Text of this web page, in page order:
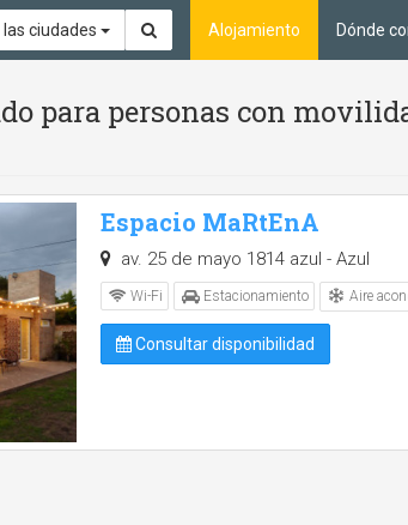
ciudades Alojamiento Dónde
para personas con
Espacio MaRtEnA
av. 25 de mayo 1814 azul - Azul
Wi-Fi Estacionamiento Aire
Consultar disponibilidad